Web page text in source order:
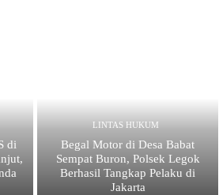
di
LINTAS HUKUM
Begal Motor di Desa Babat
Sempat Buron, Polsek Legok
Berhasil Tangkap Pelaku di
Jakarta